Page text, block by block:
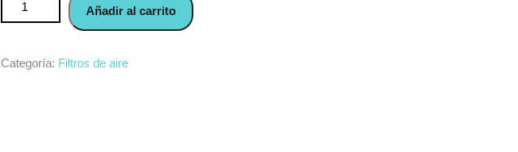
Añadir al carrito
Categoría: Filtros de aire